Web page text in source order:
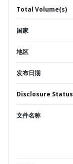
Total Volume(s)
国家
地区
发布日期
Disclosure Status
文件名称